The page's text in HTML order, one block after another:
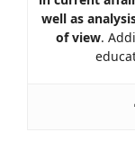
well as
of view.